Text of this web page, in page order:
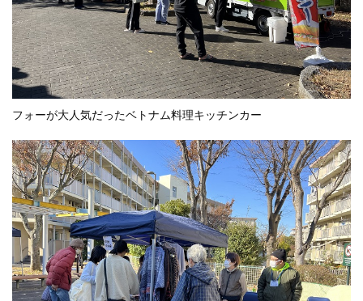
フォーが大人気だったベトナム料理キッチンカー